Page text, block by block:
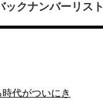
ックナンバーリスト
代がついにき